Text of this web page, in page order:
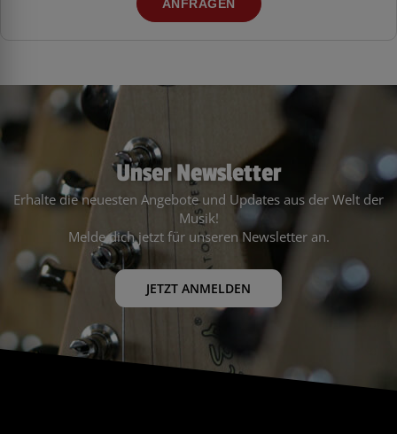
ANFRAGEN
Unser Newsletter
Erhalte die neuesten Angebote und Updates aus der Welt der
Musik!
Melde dich jetzt für unseren Newsletter an.
JETZT ANMELDEN